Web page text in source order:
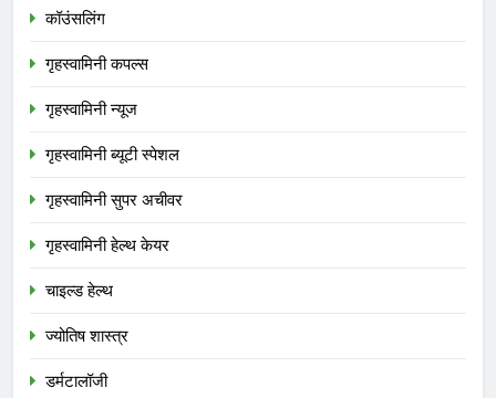
कॉउंसलिंग
गृहस्वामिनी कपल्स
गृहस्वामिनी न्यूज
गृहस्वामिनी ब्यूटी स्पेशल
गृहस्वामिनी सुपर अचीवर
गृहस्वामिनी हेल्थ केयर
चाइल्ड हेल्थ
ज्योतिष शास्त्र
डर्मटालॉजी